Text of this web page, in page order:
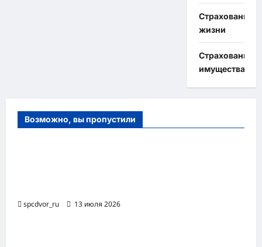
Страхование
жизни
Страхование
имущества
Возможно, вы пропустили
spcdvor_ru 13 июля 2026